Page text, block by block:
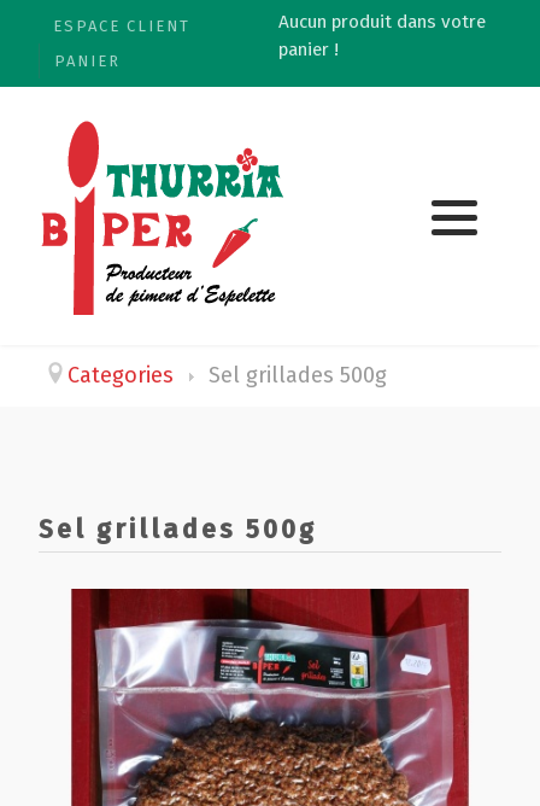
ESPACE CLIENT
PANIER
Aucun produit dans votre
panier !
Categories Sel grillades 500g
Sel grillades 500g